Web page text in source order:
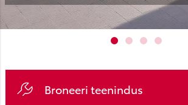
Broneeri teenindus